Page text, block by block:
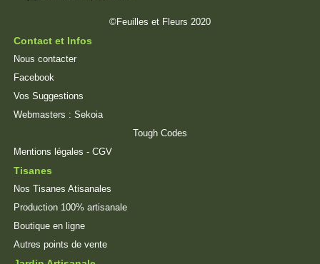
©Feuilles et Fleurs 2020
Contact et Infos
Nous contacter
Facebook
Vos Suggestions
Webmasters : Sekoia
Tough Codes
Mentions légales - CGV
Tisanes
Nos Tisanes Atisanales
Production 100% artisanale
Boutique en ligne
Autres points de vente